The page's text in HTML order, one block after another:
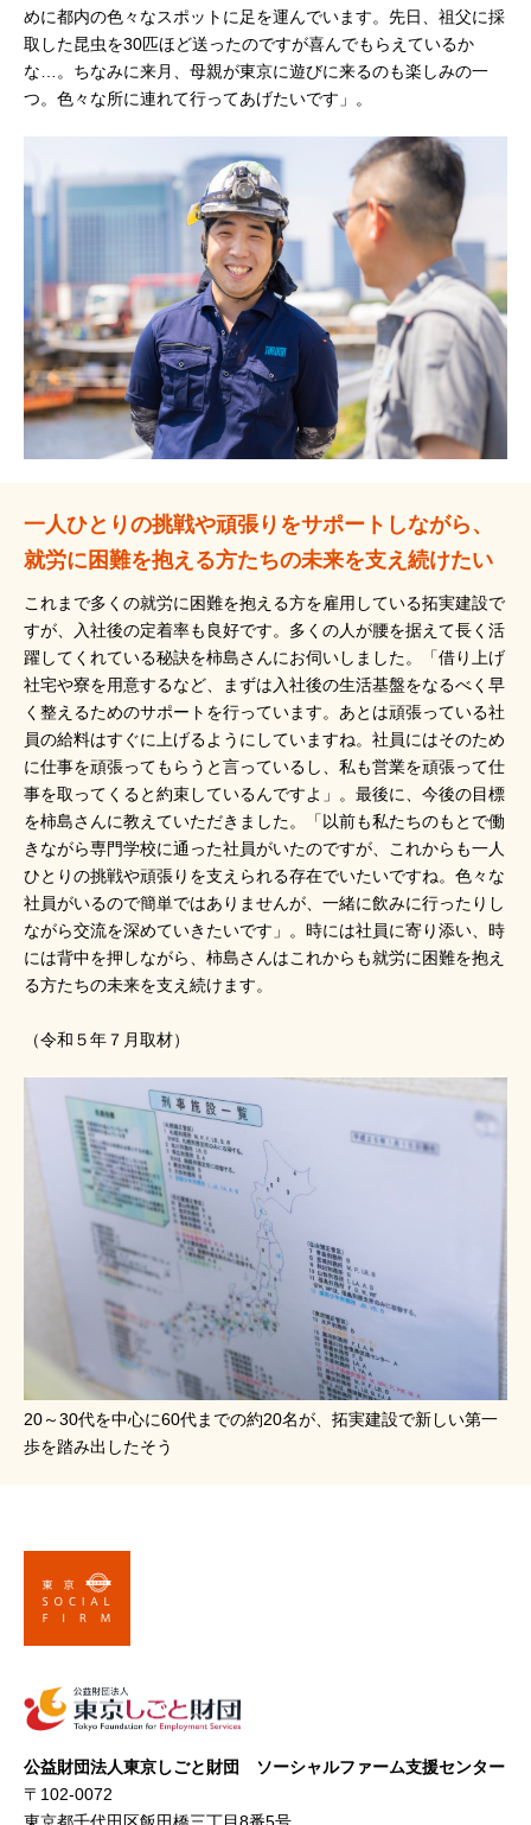
めに都内の色々なスポットに足を運んでいます。先日、祖父に採
取した昆虫を30匹ほど送ったのですが喜んでもらえているか
な…。ちなみに来月、母親が東京に遊びに来るのも楽しみの一
つ。色々な所に連れて行ってあげたいです」。
一人ひとりの挑戦や頑張りをサポートしながら、
就労に困難を抱える方たちの未来を支え続けたい
これまで多くの就労に困難を抱える方を雇用している拓実建設で
すが、入社後の定着率も良好です。多くの人が腰を据えて長く活
躍してくれている秘訣を柿島さんにお伺いしました。「借り上げ
社宅や寮を用意するなど、まずは入社後の生活基盤をなるべく早
く整えるためのサポートを行っています。あとは頑張っている社
員の給料はすぐに上げるようにしていますね。社員にはそのため
に仕事を頑張ってもらうと言っているし、私も営業を頑張って仕
事を取ってくると約束しているんですよ」。最後に、今後の目標
を柿島さんに教えていただきました。「以前も私たちのもとで働
きながら専門学校に通った社員がいたのですが、これからも一人
ひとりの挑戦や頑張りを支えられる存在でいたいですね。色々な
社員がいるので簡単ではありませんが、一緒に飲みに行ったりし
ながら交流を深めていきたいです」。時には社員に寄り添い、時
には背中を押しながら、柿島さんはこれからも就労に困難を抱え
る方たちの未来を支え続けます。
（令和５年７月取材）
20～30代を中心に60代までの約20名が、拓実建設で新しい第一
歩を踏み出したそう
公益財団法人東京しごと財団 ソーシャルファーム支援センター
〒102-0072